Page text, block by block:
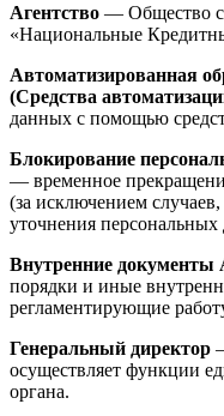
Агентство — Общество с
«Национальные
Автоматизированная
(Средства
данных с помощью
Блокирование
— временное
(за исключением
уточнения
Внутренние документы
порядки и иные
регламентирующие
Генеральный директор
осуществляет функции
органа.